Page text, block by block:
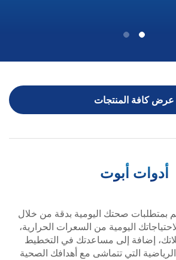
عرض كافة المنتجات
أدوات أبوت
بمتطلبات صحتك اليومية بدقة من خلال
اليومية من السعرات الحرارية،
إضافة إلى مساعدتك في التخطيط
التي تتماشى مع أهدافك الصحية